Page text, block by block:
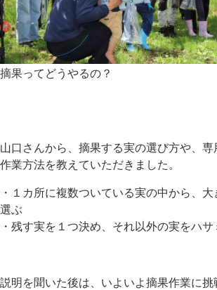
摘果ってどうやるの？
山口さんから、摘果する実の選び方や、専
作業方法を教えていただきました。
・１カ所に複数ついている実の中から、
選ぶ
・残す実を１つ決め、それ以外の実をハ
説明を聞いた後は、いよいよ摘果作業に挑